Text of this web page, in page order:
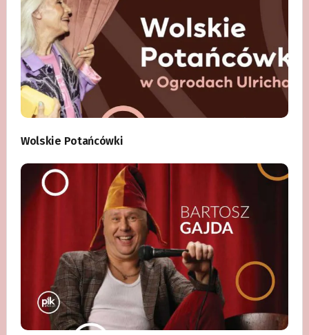
Wolskie Potańcówki